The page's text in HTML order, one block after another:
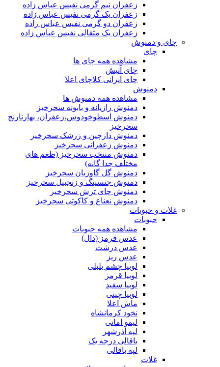
زعفران نیم گرمی نفیس عباس زاده
زعفران یک گرمی نفیس عباس زاده
زعفران دو گرمی نفیس عباس زاده
زعفران یک مثقالی نفیس عباس زاده
چای و دمنوش
چای
مشاهده همه چای ها
چای آتیش
چای ایرانی کلاچای اعلا
دمنوش
مشاهده همه دمنوش ها
دمنوش رازیانه و بابونه سحرخیز
دمنوش اسطوخودوس،زعفران، بهارنارنج
سحرخیز
دمنوش دارچین و زرشک سحرخیز
دمنوش زعفرانی سحرخیز
دمنوش منتخب سحرخیز (طعم های
مختلف جدا گانه)
دمنوش گل گاوزبان سحرخیز
دمنوش جنسینگ و زنجبیل سحرخیز
دمنوش چای ترش سحرخیز
دمنوش نعناع و کاکوتی سحرخیز
غلات و حبوبات
حبوبات
مشاهده همه حبوبات
عدس قرمز (دال)
عدس درشت
عدس ریز
لوبیا چشم بلبلی
لوبیا قرمز
لوبیا سفید
لوبیا چیتی
ماش اعلا
نخود کرمانشاه
لیمو امانی
لپه آذرشهر
باقالی درجه یک
لپه باقالی
غلات